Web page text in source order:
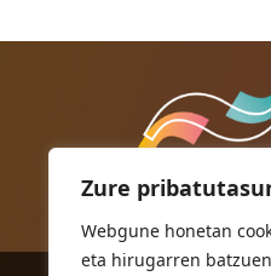
Zure
Webgune honetan
eta hirugarren